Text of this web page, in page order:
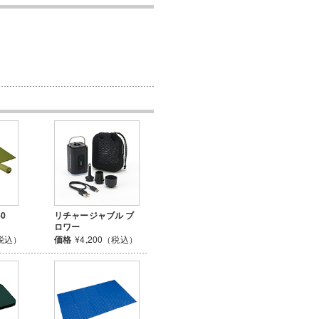
）
リチャージャブル ブ
ロワー
価格 ¥4,200（税込）